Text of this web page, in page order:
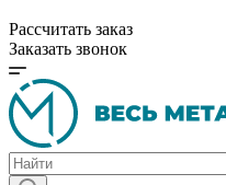
Рассчитать заказ
Заказать звонок